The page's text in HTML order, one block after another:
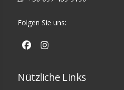
Folgen Sie uns:
Nützliche Links